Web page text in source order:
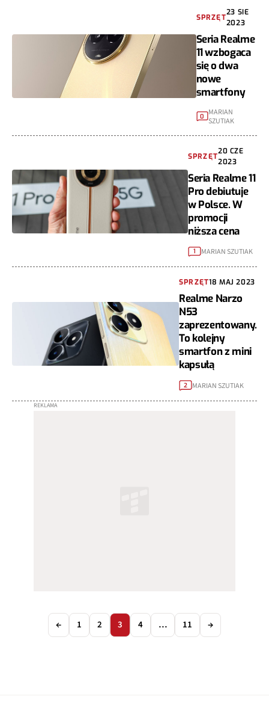
SPRZĘT
23 SIE
2023
Seria Realme
11 wzbogaca
się o dwa
nowe
smartfony
0
MARIAN
SZUTIAK
SPRZĘT
20 CZE
2023
Seria Realme 11
Pro debiutuje
w Polsce. W
promocji
niższa cena
1 MARIAN SZUTIAK
SPRZĘT18 MAJ 2023
Realme Narzo
N53
zaprezentowany.
To kolejny
smartfon z mini
kapsułą
2 MARIAN SZUTIAK
← 1 2 3 4 … 11 →